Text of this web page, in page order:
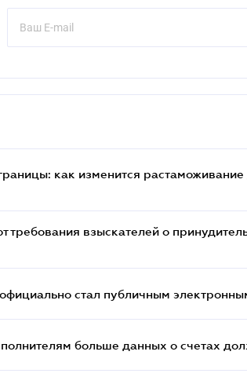
как изменится
требования взыскателей о
стал публичным
больше данных о счетах